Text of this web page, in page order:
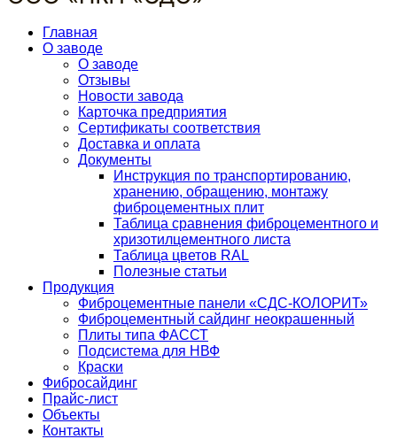
Главная
О заводе
О заводе
Отзывы
Новости завода
Карточка предприятия
Сертификаты соответствия
Доставка и оплата
Документы
Инструкция по транспортированию,
хранению, обращению, монтажу
фиброцементных плит
Таблица сравнения фиброцементного и
хризотилцементного листа
Таблица цветов RAL
Полезные статьи
Продукция
Фиброцементные панели «СДС-КОЛОРИТ»
Фиброцементный сайдинг неокрашенный
Плиты типа ФАССТ
Подсистема для НВФ
Краски
Фибросайдинг
Прайс-лист
Объекты
Контакты